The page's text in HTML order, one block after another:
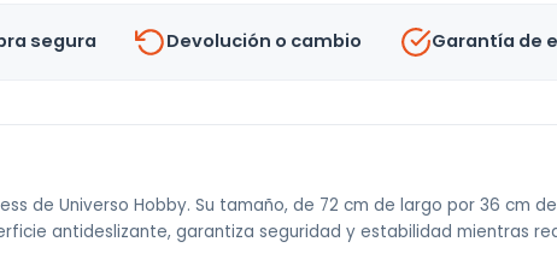
segura Devolución o cambio Garantía de
de Universo Hobby. Su tamaño, de 72 cm de largo por 36 cm
antideslizante, garantiza seguridad y estabilidad mientras